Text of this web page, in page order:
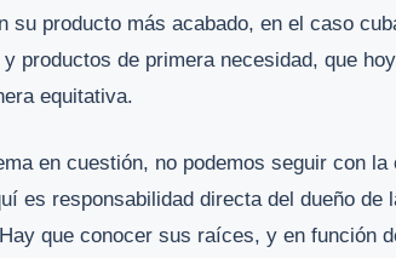
su producto más acabado, en el caso
productos de primera necesidad, que
equitativa.
en cuestión, no podemos seguir con
es responsabilidad directa del dueño de
que conocer sus raíces, y en función